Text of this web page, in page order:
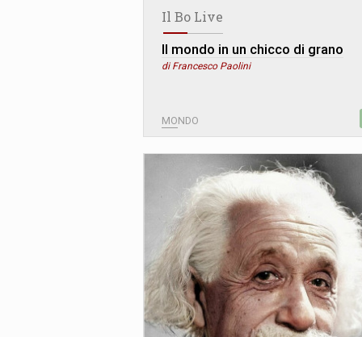
Il Bo Live
Il mondo in un chicco di grano
di Francesco Paolini
MONDO